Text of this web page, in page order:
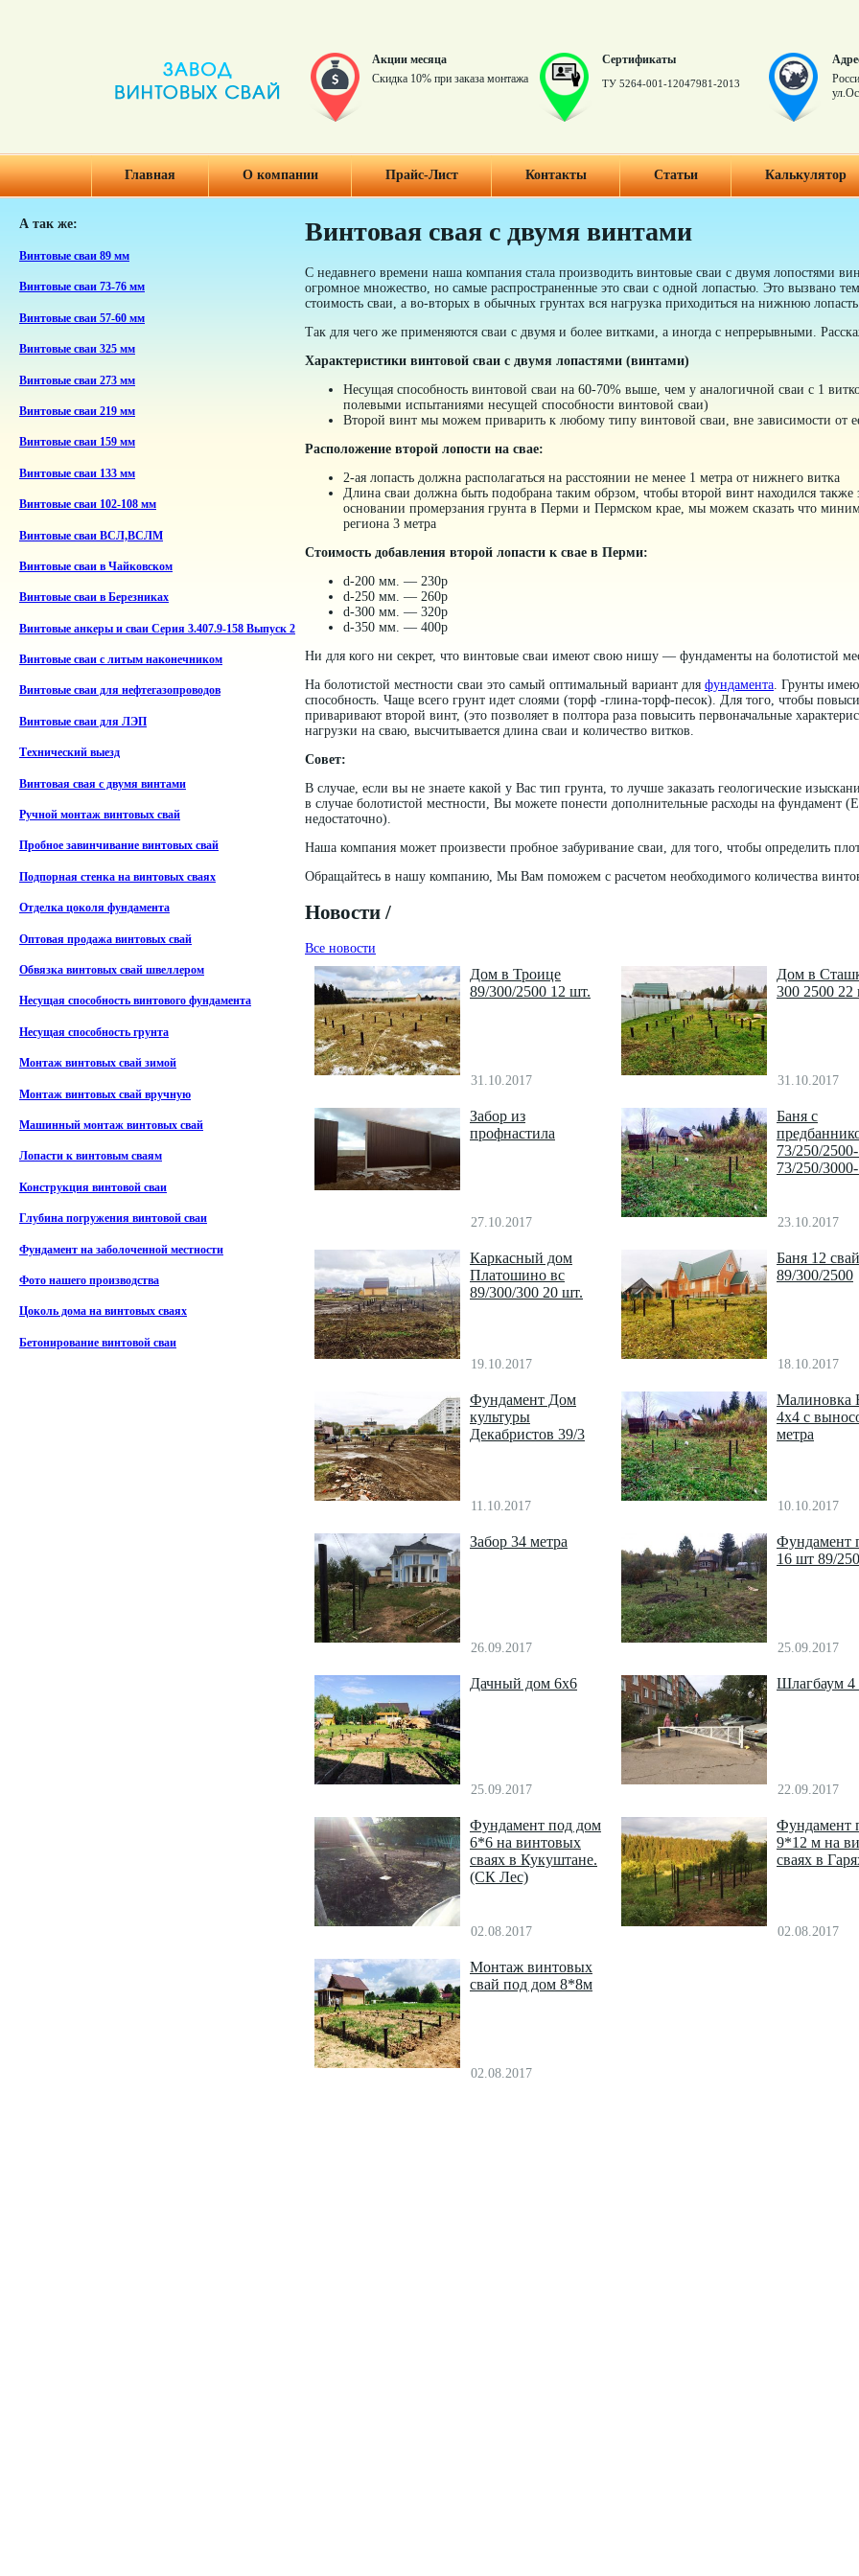
Акции месяца
Скидка 10% при заказа монтажа
Сертификаты
ТУ 5264-001-12047981-2013
Главная О компании Прайс-Лист Контакты Статьи Калькулятор
А так же:
Винтовые сваи 89 мм
Винтовые сваи 73-76 мм
Винтовые сваи 57-60 мм
Винтовые сваи 325 мм
Винтовые сваи 273 мм
Винтовые сваи 219 мм
Винтовые сваи 159 мм
Винтовые сваи 133 мм
Винтовые сваи 102-108 мм
Винтовые сваи ВСЛ,ВСЛМ
Винтовые сваи в Чайковском
Винтовые сваи в Березниках
Винтовые анкеры и сваи Серия 3.407.9-158 Выпуск 2
Винтовые сваи с литым наконечником
Винтовые сваи для нефтегазопроводов
Винтовые сваи для ЛЭП
Технический выезд
Винтовая свая с двумя винтами
Ручной монтаж винтовых свай
Пробное завинчивание винтовых свай
Подпорная стенка на винтовых сваях
Отделка цоколя фундамента
Оптовая продажа винтовых свай
Обвязка винтовых свай швеллером
Несущая способность винтового фундамента
Несущая способность грунта
Монтаж винтовых свай зимой
Монтаж винтовых свай вручную
Машинный монтаж винтовых свай
Лопасти к винтовым сваям
Конструкция винтовой сваи
Глубина погружения винтовой сваи
Фундамент на заболоченной местности
Фото нашего производства
Цоколь дома на винтовых сваях
Бетонирование винтовой сваи
Винтовая свая с двумя винтами
С недавнего времени наша компания стала производить винтовые сваи с двумя лопостями
огромное множество, но самые распространенные это сваи с одной лопастью. Это вызвано
стоимость сваи, а во-вторых в обычных грунтах вся нагрузка приходиться на нижнюю лопасть.
Так для чего же применяются сваи с двумя и более витками, а иногда с непрерывными.
Характеристики винтовой сваи с двумя лопастями (винтами)
Несущая способность винтовой сваи на 60-70% выше, чем у аналогичной сваи с 1
полевыми испытаниями несущей способности винтовой сваи)
Второй винт мы можем приварить к любому типу винтовой сваи, вне зависимости от
Расположение второй лопости на свае:
2-ая лопасть должна располагаться на расстоянии не менее 1 метра от нижнего витка
Длина сваи должна быть подобрана таким обрзом, чтобы второй винт находился также
основании промерзания грунта в Перми и Пермском крае, мы можем сказать что
региона 3 метра
Стоимость добавления второй лопасти к свае в Перми:
d-200 мм. — 230р
d-250 мм. — 260р
d-300 мм. — 320р
d-350 мм. — 400р
Ни для кого ни секрет, что винтовые сваи имеют свою нишу — фундаменты на болотистой
На болотистой местности сваи это самый оптимальный вариант для фундамента . Грунты
способность. Чаще всего грунт идет слоями (торф -глина-торф-песок). Для того, чтобы
приваривают второй винт, (это позволяет в полтора раза повысить первоначальные
нагрузки на сваю, высчитывается длина сваи и количество витков.
Совет:
В случае, если вы не знаете какой у Вас тип грунта, то лучше заказать геологические
в случае болотистой местности, Вы можете понести дополнительные расходы на фундамент
недостаточно).
Наша компания может произвести пробное забуривание сваи, для того, чтобы определить
Обращайтесь в нашу компанию, Мы Вам поможем с расчетом необходимого количества
Новости /
Все новости
Дом в Троице
89/300/2500 12 шт.
31.10.2017
Дом в
300 2500 22
31.10.2017
Забор из
профнастила
27.10.2017
Баня с
73/250/
73/250/
23.10.2017
Каркасный дом
Платошино вс
89/300/300 20 шт.
19.10.2017
Баня 12 свай
89/300/2500
18.10.2017
Фундамент Дом
культуры
Декабристов 39/3
11.10.2017
Малиновка
4х4 с
метра
10.10.2017
Забор 34 метра
26.09.2017
Фундамент
16 шт 89/
25.09.2017
Дачный дом 6х6
25.09.2017
Шлагбаум 4
22.09.2017
Фундамент под дом
6*6 на винтовых
сваях в Кукуштане.
(СК Лес)
02.08.2017
Фундамент
9*12 м на
сваях в
02.08.2017
Монтаж винтовых
свай под дом 8*8м
02.08.2017